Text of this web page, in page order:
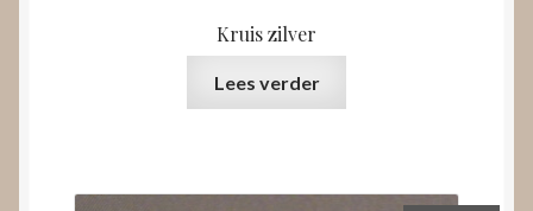
Kruis zilver
Lees verder